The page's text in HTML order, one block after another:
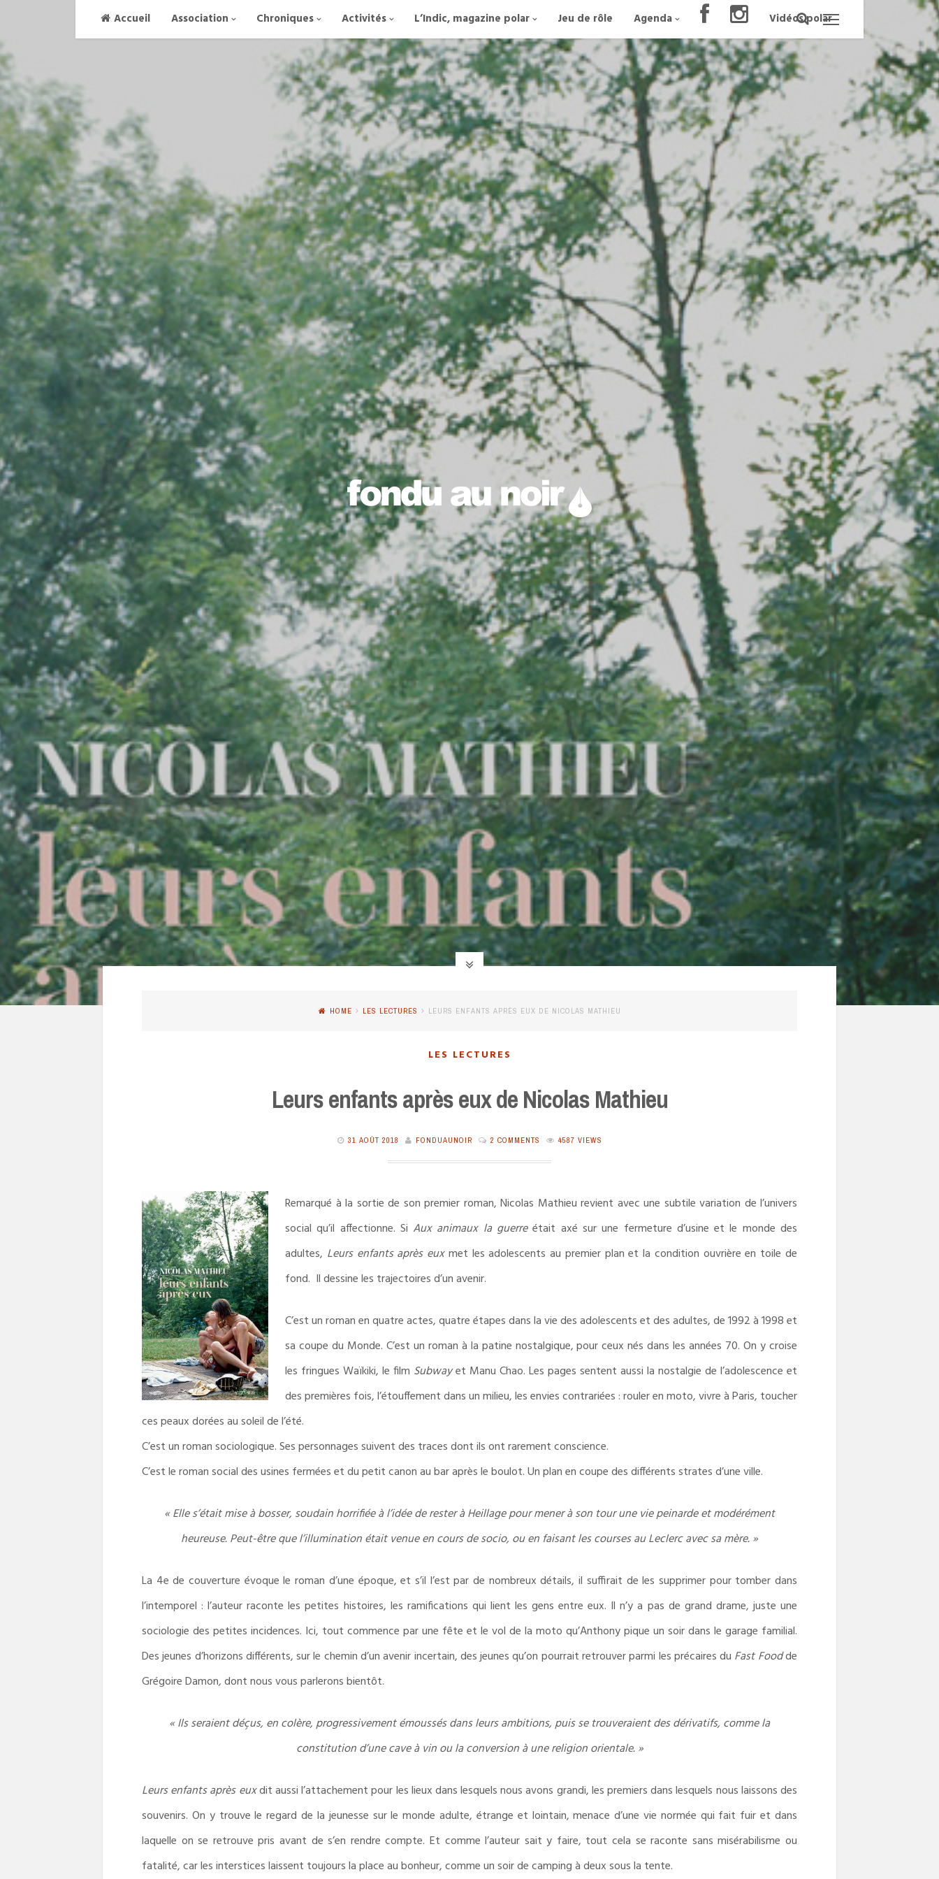
content
Accueil Association Chroniques Activités L’Indic, magazine polar Jeu de rôle Agenda Vidéos polar
HOME LES LECTURES LEURS ENFANTS APRÈS EUX DE NICOLAS MATHIEU
LES LECTURES
Leurs enfants après eux de Nicolas Mathieu
31 AOÛT 2018 FONDUAUNOIR 2 COMMENTS 4587 VIEWS
Remarqué à la sortie de son premier roman, Nicolas Mathieu revient avec une subtile variation de l’univers
social qu’il affectionne. SiAux animaux la guerreétait axé sur une fermeture d’usine et le monde des
adultes, Leurs enfants après euxmet les adolescents au premier plan et la condition ouvrière en toile de
fond. Il dessine les trajectoires d’un avenir.
C’est un roman en quatre actes, quatre étapes dans la vie des adolescents et des adultes, de 1992 à 1998 et
sa coupe du Monde. C’est un roman à la patine nostalgique, pour ceux nés dans les années 70. On y croise
les fringues Waïkiki, le film Subwayet Manu Chao. Les pages sentent aussi la nostalgie de l’adolescence et
des premières fois, l’étouffement dans un milieu, les envies contrariées : rouler en moto, vivre à Paris, toucher
ces peaux dorées au soleil de l’été.
C’est un roman sociologique. Ses personnages suivent des traces dont ils ont rarement conscience.
C’est le roman social des usines fermées et du petit canon au bar après le boulot. Un plan en coupe des différents strates d’une ville.
« Elle s’était mise à bosser, soudain horrifiée à l’idée de rester à Heillage pour mener à son tour une vie peinarde et modérément
heureuse. Peut-être que l’illumination était venue en cours de socio, ou en faisant les courses au Leclerc avec sa mère. »
La 4e de couverture évoque le roman d’une époque, et s’il l’est par de nombreux détails, il suffirait de les supprimer pour tomber dans
l’intemporel : l’auteur raconte les petites histoires, les ramifications qui lient les gens entre eux. Il n’y a pas de grand drame, juste une
sociologie des petites incidences. Ici, tout commence par une fête et le vol de la moto qu’Anthony pique un soir dans le garage familial.
Des jeunes d’horizons différents, sur le chemin d’un avenir incertain, des jeunes qu’on pourrait retrouver parmi les précaires du Fast Foodde
Grégoire Damon,dont nous vous parlerons bientôt.
« Ils seraient déçus, en colère, progressivement émoussés dans leurs ambitions, puis se trouveraient des dérivatifs, comme la
constitution d’une cave à vin ou la conversion à une religion orientale. »
Leurs enfants après euxdit aussi l’attachement pour les lieux dans lesquels nous avons grandi, les premiers dans lesquels nous laissons des
souvenirs. On y trouve le regard de la jeunesse sur le monde adulte, étrange et lointain, menace d’une vie normée qui fait fuir et dans
laquelle on se retrouve pris avant de s’en rendre compte. Et comme l’auteur sait y faire, tout cela se raconte sans misérabilisme ou
fatalité, car les interstices laissent toujours la place au bonheur, comme un soir de camping à deux sous la tente.